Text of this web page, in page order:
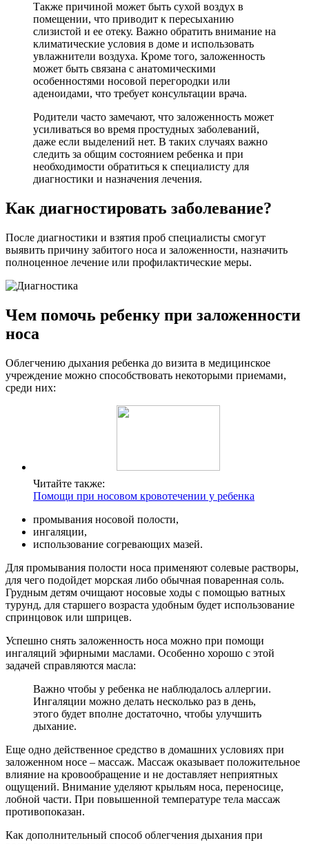
Также причиной может быть сухой воздух в
помещении, что приводит к пересыханию
слизистой и ее отеку. Важно обратить внимание на
климатические условия в доме и использовать
увлажнители воздуха. Кроме того, заложенность
может быть связана с анатомическими
особенностями носовой перегородки или
аденоидами, что требует консультации врача.
Родители часто замечают, что заложенность может
усиливаться во время простудных заболеваний,
даже если выделений нет. В таких случаях важно
следить за общим состоянием ребенка и при
необходимости обратиться к специалисту для
диагностики и назначения лечения.
Как диагностировать заболевание?
После диагностики и взятия проб специалисты смогут
выявить причину забитого носа и заложенности, назначить
полноценное лечение или профилактические меры.
Чем помочь ребенку при заложенности
носа
Облегчению дыхания ребенка до визита в медицинское
учреждение можно способствовать некоторыми приемами,
среди них:
Читайте также:
Помощи при носовом кровотечении у ребенка
промывания носовой полости,
ингаляции,
использование согревающих мазей.
Для промывания полости носа применяют солевые растворы,
для чего подойдет морская либо обычная поваренная соль.
Грудным детям очищают носовые ходы с помощью ватных
турунд, для старшего возраста удобным будет использование
спринцовок или шприцев.
Успешно снять заложенность носа можно при помощи
ингаляций эфирными маслами. Особенно хорошо с этой
задачей справляются масла:
Важно чтобы у ребенка не наблюдалось аллергии.
Ингаляции можно делать несколько раз в день,
этого будет вполне достаточно, чтобы улучшить
дыхание.
Еще одно действенное средство в домашних условиях при
заложенном носе – массаж. Массаж оказывает положительное
влияние на кровообращение и не доставляет неприятных
ощущений. Внимание уделяют крыльям носа, переносице,
лобной части. При повышенной температуре тела массаж
противопоказан.
Как дополнительный способ облегчения дыхания при